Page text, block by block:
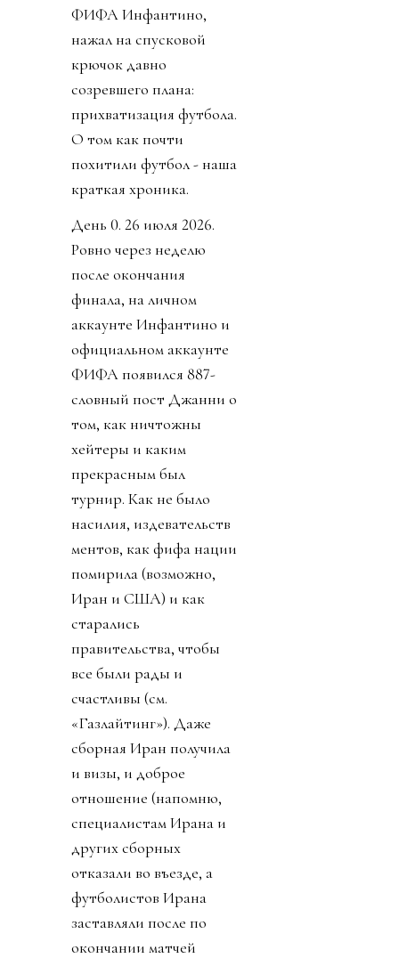
ФИФА Инфантино,
нажал на спусковой
крючок давно
созревшего плана:
прихватизация футбола.
О том как почти
похитили футбол - наша
краткая хроника.
День 0. 26 июля 2026.
Ровно через неделю
после окончания
финала, на личном
аккаунте Инфантино и
официальном аккаунте
ФИФА появился 887-
словный пост Джанни о
том, как ничтожны
хейтеры и каким
прекрасным был
турнир. Как не было
насилия, издевательств
ментов, как фифа нации
помирила (возможно,
Иран и США) и как
старались
правительства, чтобы
все были рады и
счастливы (см.
«Газлайтинг»). Даже
сборная Иран получила
и визы, и доброе
отношение (напомню,
специалистам Ирана и
других сборных
отказали во въезде, а
футболистов Ирана
заставляли после по
окончании матчей